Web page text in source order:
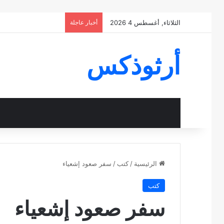
الثلاثاء, أغسطس 4 2026 أخبار عاجلة
أرثوذكس
الرئيسية / كتب / سفر صعود إشعياء
كتب
سفر صعود إشعياء